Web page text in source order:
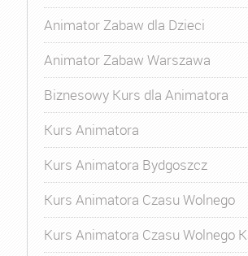
Animator Zabaw dla Dzieci
Animator Zabaw Warszawa
Biznesowy Kurs dla Animatora
Kurs Animatora
Kurs Animatora Bydgoszcz
Kurs Animatora Czasu Wolnego
Kurs Animatora Czasu Wolnego